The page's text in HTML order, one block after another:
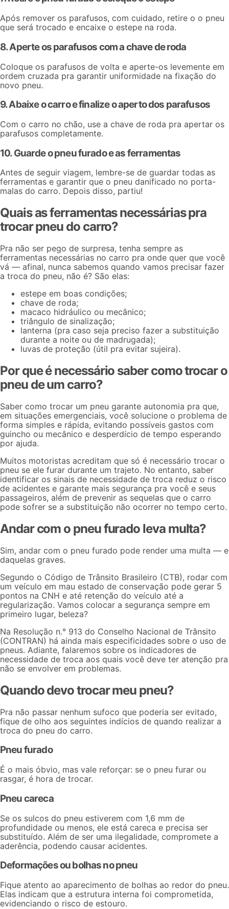
Após remover os parafusos, com cuidado, retire o o pneu
que será trocado e encaixe o estepe na roda.
8. Aperte os parafusos com a chave de roda
Coloque os parafusos de volta e aperte-os levemente em
ordem cruzada pra garantir uniformidade na fixação do
novo pneu.
9. Abaixe o carro e finalize o aperto dos parafusos
Com o carro no chão, use a chave de roda pra apertar os
parafusos completamente.
10. Guarde o pneu furado e as ferramentas
Antes de seguir viagem, lembre-se de guardar todas as
ferramentas e garantir que o pneu danificado no porta-
malas do carro. Depois disso, partiu!
Quais as ferramentas necessárias pra
trocar pneu do carro?
Pra não ser pego de surpresa, tenha sempre as
ferramentas necessárias no carro pra onde quer que você
vá — afinal, nunca sabemos quando vamos precisar fazer
a troca do pneu, não é? São elas:
estepe em boas condições;
chave de roda;
macaco hidráulico ou mecânico;
triângulo de sinalização;
lanterna (pra caso seja preciso fazer a substituição
durante a noite ou de madrugada);
luvas de proteção (útil pra evitar sujeira).
Por que é necessário saber como trocar o
pneu de um carro?
Saber como trocar um pneu garante autonomia pra que,
em situações emergenciais, você solucione o problema de
forma simples e rápida, evitando possíveis gastos com
guincho ou mecânico e desperdício de tempo esperando
por ajuda.
Muitos motoristas acreditam que só é necessário trocar o
pneu se ele furar durante um trajeto. No entanto, saber
identificar os sinais de necessidade de troca reduz o risco
de acidentes e garante mais segurança pra você e seus
passageiros, além de prevenir as sequelas que o carro
pode sofrer se a substituição não ocorrer no tempo certo.
Andar com o pneu furado leva multa?
Sim, andar com o pneu furado pode render uma multa — e
daquelas graves.
Segundo o Código de Trânsito Brasileiro (CTB), rodar com
um veículo em mau estado de conservação pode gerar 5
pontos na CNH e até retenção do veículo até a
regularização. Vamos colocar a segurança sempre em
primeiro lugar, beleza?
Na Resolução n.° 913 do Conselho Nacional de Trânsito
(CONTRAN) há ainda mais especificidades sobre o uso de
pneus. Adiante, falaremos sobre os indicadores de
necessidade de troca aos quais você deve ter atenção pra
não se envolver em problemas.
Quando devo trocar meu pneu?
Pra não passar nenhum sufoco que poderia ser evitado,
fique de olho aos seguintes indícios de quando realizar a
troca do pneu do carro.
Pneu furado
É o mais óbvio, mas vale reforçar: se o pneu furar ou
rasgar, é hora de trocar.
Pneu careca
Se os sulcos do pneu estiverem com 1,6 mm de
profundidade ou menos, ele está careca e precisa ser
substituído. Além de ser uma ilegalidade, compromete a
aderência, podendo causar acidentes.
Deformações ou bolhas no pneu
Fique atento ao aparecimento de bolhas ao redor do pneu.
Elas indicam que a estrutura interna foi comprometida,
evidenciando o risco de estouro.